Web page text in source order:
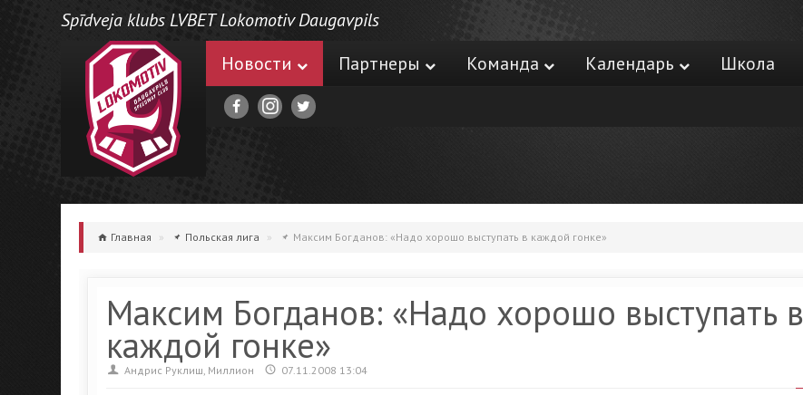
Spīdveja klubs LVBET Lokomotiv Daugavpils
Новости
Партнеры Команда Календарь Школа
Главная » Польская лига » Максим Богданов: «Надо хорошо выступать в каждой гонке»
Максим Богданов: «Надо хорошо выступать в
каждой гонке»
Андрис Руклиш, Миллион 07.11.2008 13:04